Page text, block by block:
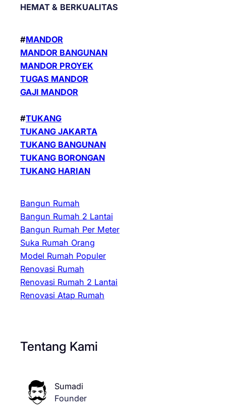
HEMAT & BERKUALITAS
#MANDOR
MANDOR BANGUNAN
MANDOR PROYEK
TUGAS MANDOR
GAJI MANDOR
#TUKANG
TUKANG JAKARTA
TUKANG BANGUNAN
TUKANG BORONGAN
TUKANG HARIAN
Bangun Rumah
Bangun Rumah 2 Lantai
Bangun Rumah Per Meter
Suka Rumah Orang
Model Rumah Populer
Renovasi Rumah
Renovasi Rumah 2 Lantai
Renovasi Atap Rumah
Tentang Kami
Sumadi
Founder